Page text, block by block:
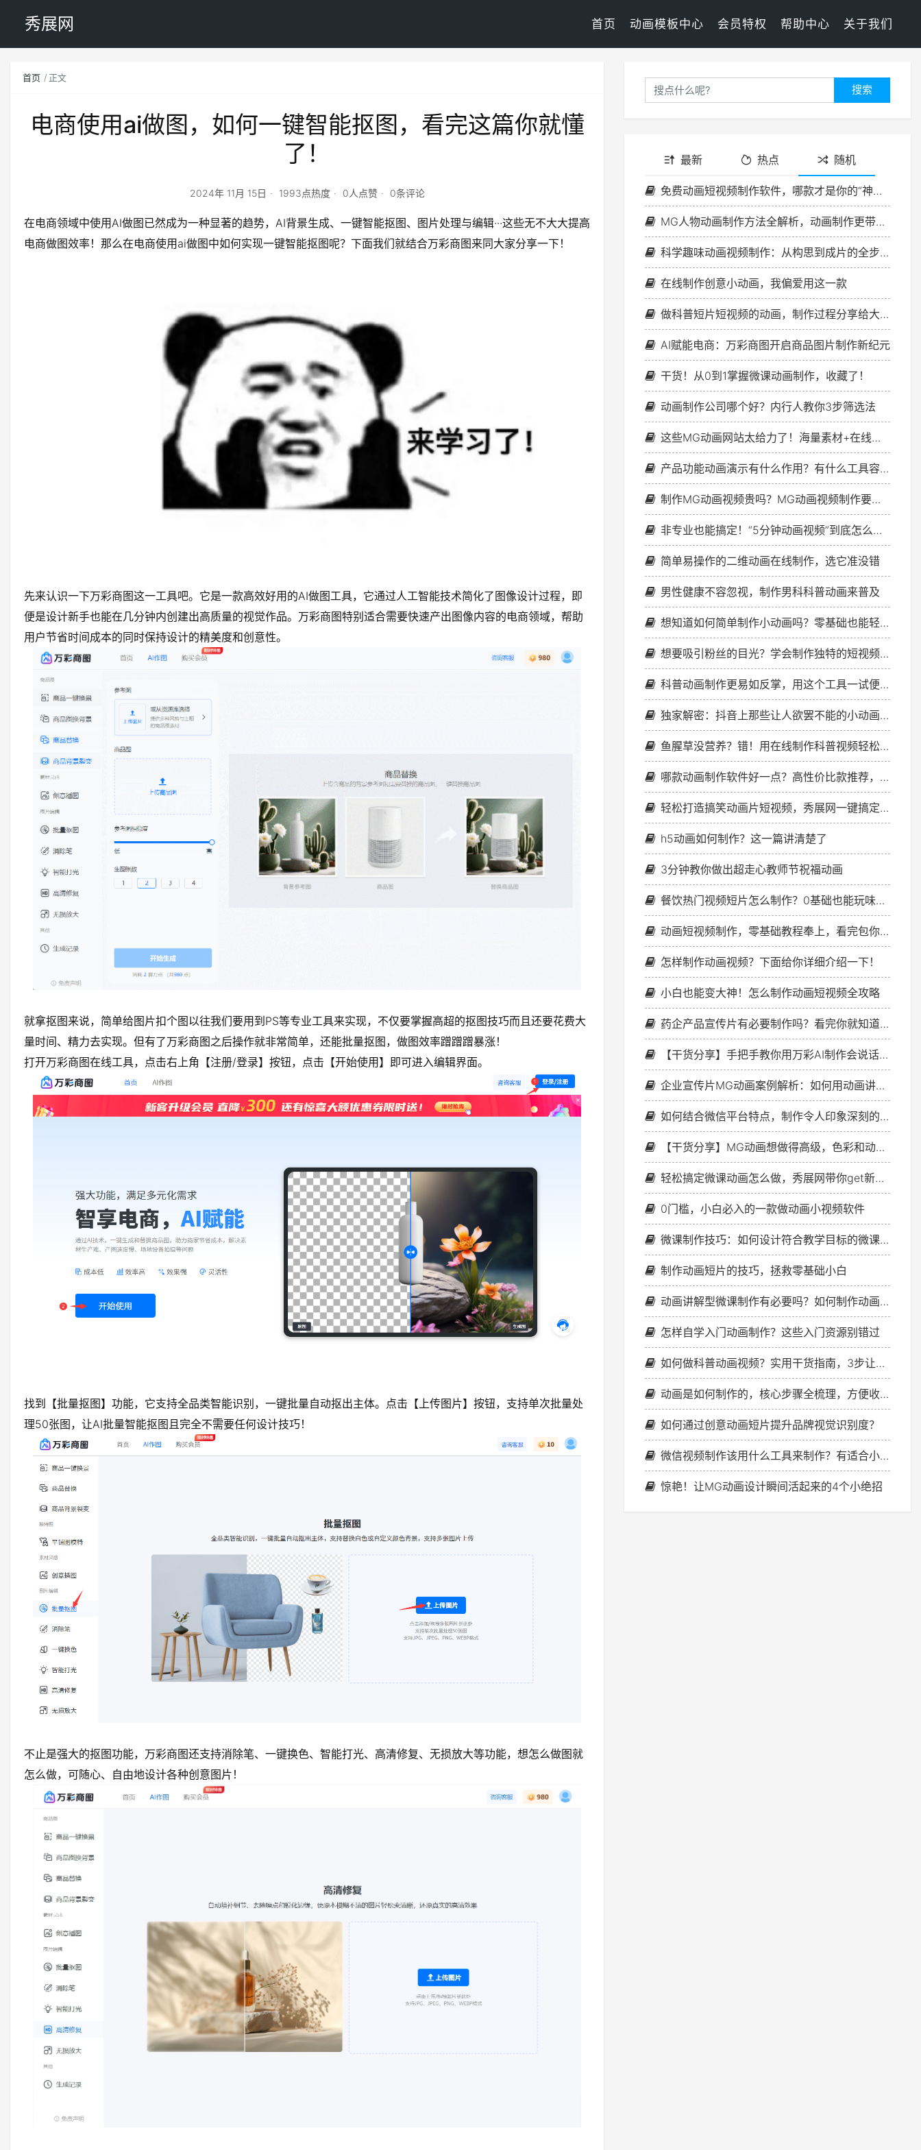
秀展网 首页 动画模板中心 会员特权 帮助中心 关于我们
首页 正文
电商使用ai做图，如何一键智能抠图，看完这篇你就懂
了！
2024年 11月 15日 1993点热度 0人点赞 0条评论
在电商领域中使用AI做图已然成为一种显著的趋势，AI背景生成、一键智能抠图、图片处理与编辑···这些无不大大提高
电商做图效率！那么在电商使用ai做图中如何实现一键智能抠图呢？下面我们就结合万彩商图来同大家分享一下！
先来认识一下万彩商图这一工具吧。它是一款高效好用的AI做图工具，它通过人工智能技术简化了图像设计过程，即
便是设计新手也能在几分钟内创建出高质量的视觉作品。万彩商图特别适合需要快速产出图像内容的电商领域，帮助
用户节省时间成本的同时保持设计的精美度和创意性。
就拿抠图来说，简单给图片扣个图以往我们要用到PS等专业工具来实现，不仅要掌握高超的抠图技巧而且还要花费大
量时间、精力去实现。但有了万彩商图之后操作就非常简单，还能批量抠图，做图效率蹭蹭蹭暴涨！
打开万彩商图在线工具，点击右上角【注册/登录】按钮，点击【开始使用】即可进入编辑界面。
找到【批量抠图】功能，它支持全品类智能识别，一键批量自动抠出主体。点击【上传图片】按钮，支持单次批量处
理50张图，让AI批量智能抠图且完全不需要任何设计技巧！
不止是强大的抠图功能，万彩商图还支持消除笔、一键换色、智能打光、高清修复、无损放大等功能，想怎么做图就
怎么做，可随心、自由地设计各种创意图片！
搜索
最新 热点 随机
免费动画短视频制作软件，哪款才是你的“神笔马良”？
MG人物动画制作方法全解析，动画制作更带感！
科学趣味动画视频制作：从构思到成片的全步骤，新手入门指南
在线制作创意小动画，我偏爱用这一款
做科普短片短视频的动画，制作过程分享给大家
AI赋能电商：万彩商图开启商品图片制作新纪元
干货！从0到1掌握微课动画制作，收藏了！
动画制作公司哪个好？内行人教你3步筛选法
这些MG动画网站太给力了！海量素材+在线制作一键搞定
产品功能动画演示有什么作用？有什么工具容易制作？
制作MG动画视频贵吗？MG动画视频制作要多少钱？
非专业也能搞定！“5分钟动画视频”到底怎么制作？亲测这几步最稳！
简单易操作的二维动画在线制作，选它准没错
男性健康不容忽视，制作男科科普动画来普及
想知道如何简单制作小动画吗？零基础也能轻松上手哦！
想要吸引粉丝的目光？学会制作独特的短视频片头动画
科普动画制作更易如反掌，用这个工具一试便知！
独家解密：抖音上那些让人欲罢不能的小动画视频是怎么做出来的！
鱼腥草没营养？错！用在线制作科普视频轻松了解它的好处
哪款动画制作软件好一点？高性价比款推荐，附使用场景
轻松打造搞笑动画片短视频，秀展网一键搞定！
h5动画如何制作？这一篇讲清楚了
3分钟教你做出超走心教师节祝福动画
餐饮热门视频短片怎么制作？0基础也能玩味儿！
动画短视频制作，零基础教程奉上，看完包你会
怎样制作动画视频？下面给你详细介绍一下！
小白也能变大神！怎么制作动画短视频全攻略
药企产品宣传片有必要制作吗？看完你就知道了！
【干货分享】手把手教你用万彩AI制作会说话的动物视频，超简单！
企业宣传片MG动画案例解析：如何用动画讲好品牌故事？
如何结合微信平台特点，制作令人印象深刻的微信动画？
【干货分享】MG动画想做得高级，色彩和动效必须配合好！
轻松搞定微课动画怎么做，秀展网带你get新技能
0门槛，小白必入的一款做动画小视频软件
微课制作技巧：如何设计符合教学目标的微课结构
制作动画短片的技巧，拯救零基础小白
动画讲解型微课制作有必要吗？如何制作动画讲解型微课？
怎样自学入门动画制作？这些入门资源别错过
如何做科普动画视频？实用干货指南，3步让知识变简单
动画是如何制作的，核心步骤全梳理，方便收藏反复看
如何通过创意动画短片提升品牌视觉识别度？
微信视频制作该用什么工具来制作？有适合小白的嘛？
惊艳！让MG动画设计瞬间活起来的4个小绝招